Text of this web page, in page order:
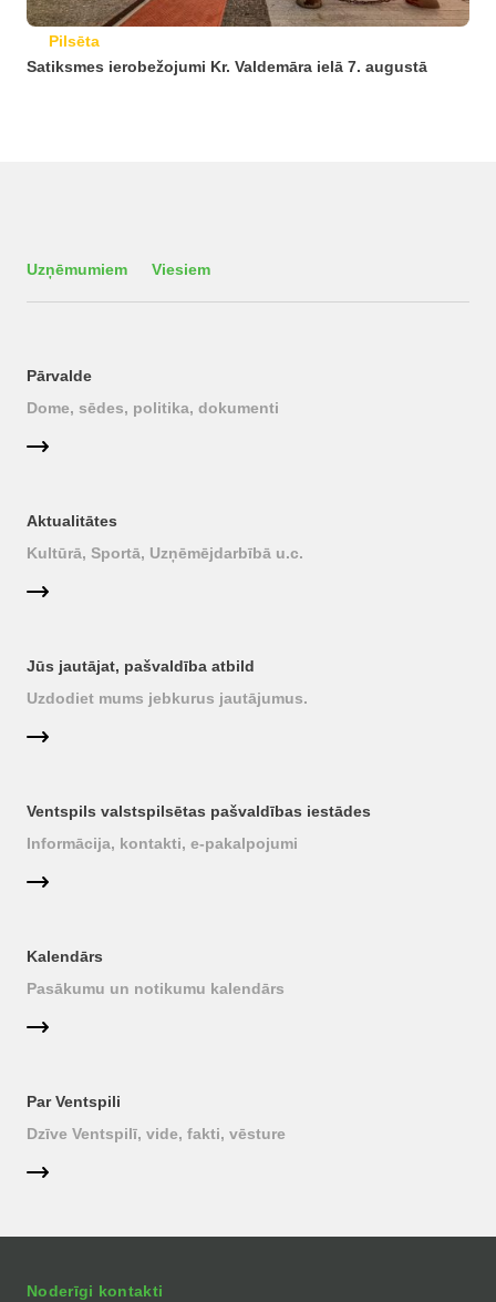
Pilsēta
Satiksmes ierobežojumi Kr. Valdemāra ielā 7. augustā
Uzņēmumiem Viesiem
Pārvalde
Dome, sēdes, politika, dokumenti
Aktualitātes
Kultūrā, Sportā, Uzņēmējdarbībā u.c.
Jūs jautājat, pašvaldība atbild
Uzdodiet mums jebkurus jautājumus.
Ventspils valstspilsētas pašvaldības iestādes
Informācija, kontakti, e-pakalpojumi
Kalendārs
Pasākumu un notikumu kalendārs
Par Ventspili
Dzīve Ventspilī, vide, fakti, vēsture
Noderīgi kontakti